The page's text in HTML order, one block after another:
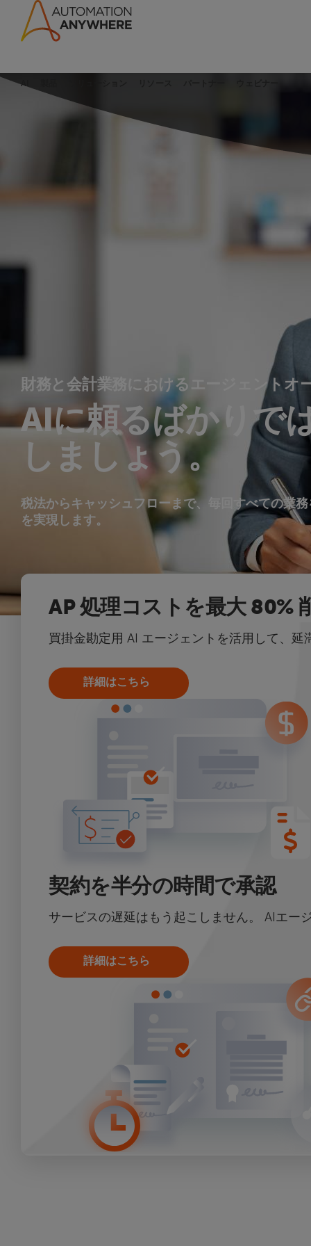
AI
財務と会計業務におけるエージェントオ
AIに頼るばかりで
しましょう。
税法からキャッシュフローまで、毎回すべての業
を実現します。
AP 処理コストを最大 80%
買掛金勘定用 AI エージェントを活用して、
詳細はこちら
契約を半分の時間で承認
サービスの遅延はもう起こしません。 AIエー
詳細はこちら